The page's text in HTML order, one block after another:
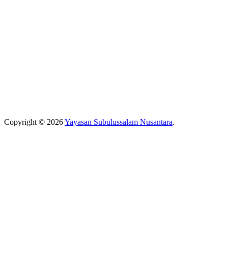
Copyright © 2026Yayasan Subulussalam Nusantara.